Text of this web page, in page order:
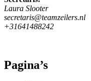
Laura Slooter
secretaris@teamzeilers.nl
+31641488242
Pagina’s